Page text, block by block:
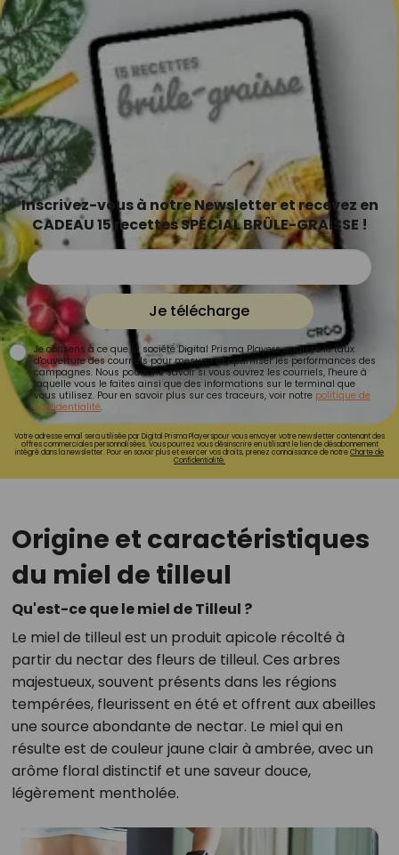
Inscrivez-vous à notre Newsletter et recevez en
CADEAU 15 recettes SPÉCIAL BRÛLE-GRAISSE !
Je télécharge
Je consens à ce que la société Digital Prisma Players analyse le taux
d'ouverture des courriels pour mesurer et optimiser les performances des
campagnes. Nous pourrons savoir si vous ouvrez les courriels, l'heure à
laquelle vous le faites ainsi que des informations sur le terminal que
vous utilisez. Pour en savoir plus sur ces traceurs, voir notre politique de
confidentialité.
Votre adresse email sera utilisée par Digital Prisma Playerspour vous envoyer votre newsletter contenant des
offres commerciales personnalisées. Vous pourrez vous désinscrire en utilisant le lien de désabonnement
intégré dans la newsletter. Pour en savoir plus et exercer vos droits, prenez connaissance de notreCharte de
Confidentialité.
Origine et caractéristiques
du miel de tilleul
Qu'est-ce que le miel de Tilleul ?
Le miel de tilleul est un produit apicole récolté à
partir du nectar des fleurs de tilleul. Ces arbres
majestueux, souvent présents dans les régions
tempérées, fleurissent en été et offrent aux abeilles
une source abondante de nectar. Le miel qui en
résulte est de couleur jaune clair à ambrée, avec un
arôme floral distinctif et une saveur douce,
légèrement mentholée.